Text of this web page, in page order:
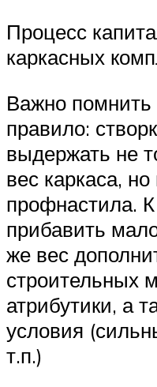
Процесс
каркасных
Важно
правило:
выдержать не
вес каркаса,
профнастила.
прибавить
же вес
строительных
атрибутики, а
условия
т.п.)